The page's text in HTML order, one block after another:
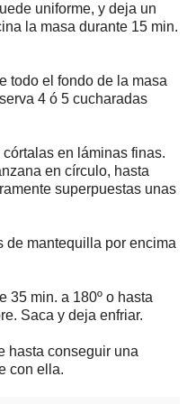
uniforme, y deja un
la masa durante 15 min.
todo el fondo de la masa
4 ó 5 cucharadas
en láminas finas.
en círculo, hasta
superpuestas unas
de mantequilla por encima
35 min. a 180º o hasta
Saca y deja enfriar.
hasta conseguir una
con ella.